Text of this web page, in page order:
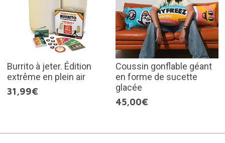
Burrito à jeter. Édition
extrême en plein air
31,99€
Coussin gonflable géant
en forme de sucette
glacée
45,00€